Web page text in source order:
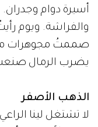
أسيرة دوام
والفراشة. ويوم
صممتُ مجوهرات من
يضرب الرمال
الذهب الأصفر
لا تشتغل لينا